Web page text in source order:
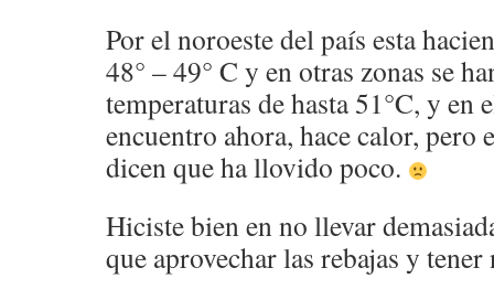
Por el noroeste del país esta
48° – 49° C y en otras zonas se
temperaturas de hasta 51°C, y en
encuentro ahora, hace calor, pero
dicen que ha llovido poco.
Hiciste bien en no llevar
que aprovechar las rebajas y